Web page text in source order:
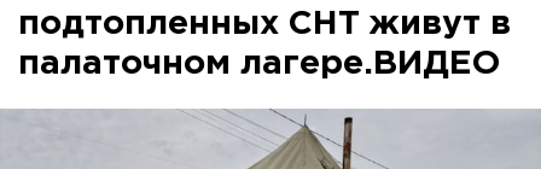
подтопленных СНТ живут в
палаточном лагере.ВИДЕО